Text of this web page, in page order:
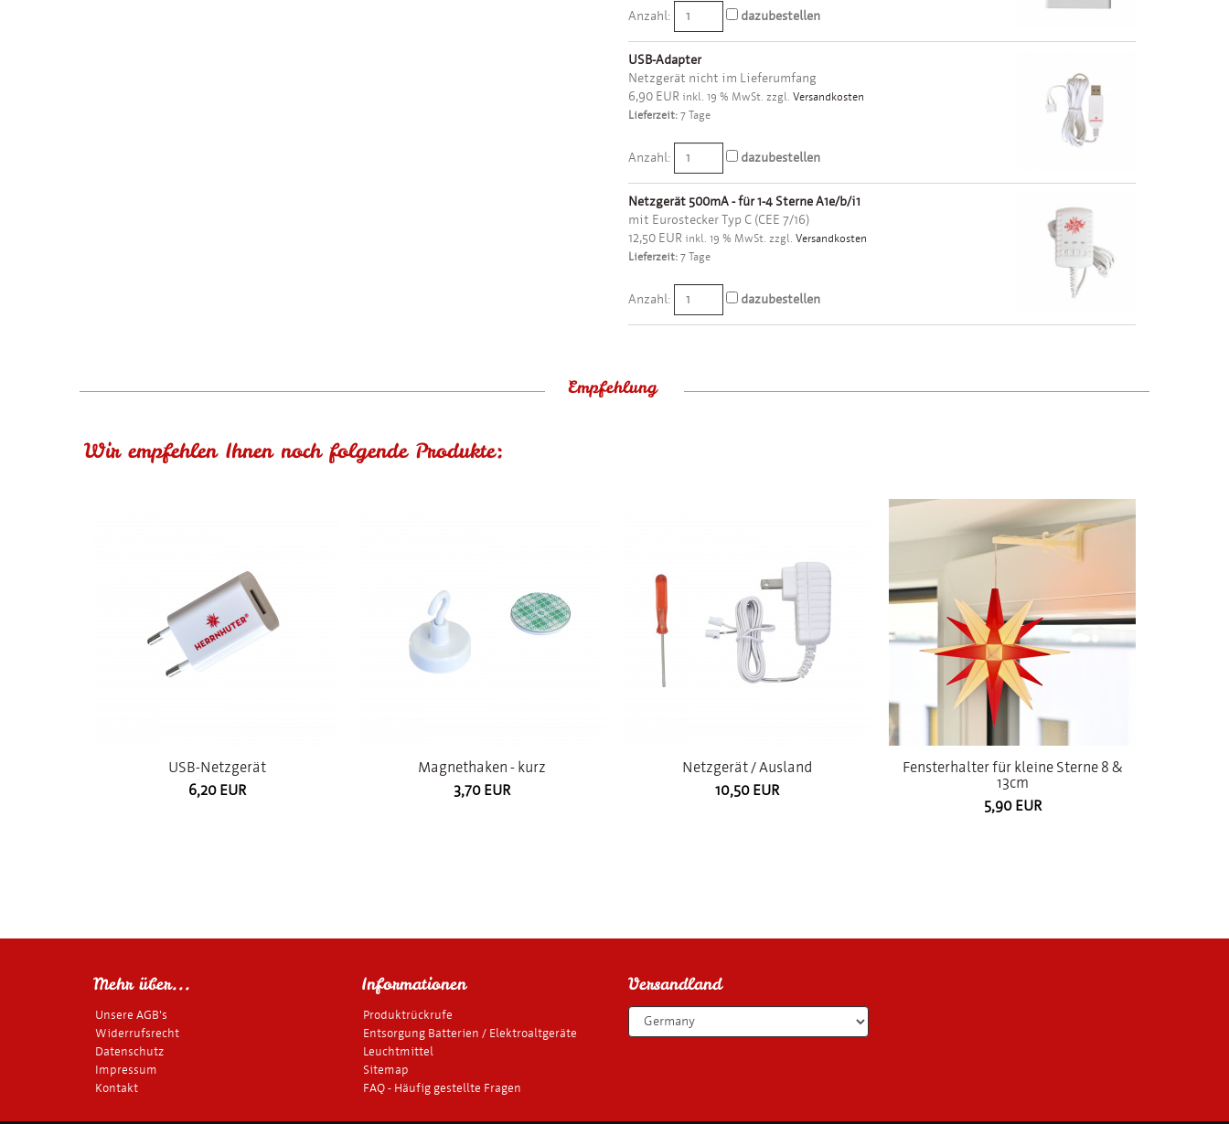
Anzahl: dazubestellen
USB-Adapter
Netzgerät nicht im Lieferumfang
6,90 EUR inkl. 19 % MwSt. zzgl. Versandkosten
Lieferzeit: 7 Tage
Anzahl: dazubestellen
Netzgerät 500mA - für 1-4 Sterne A1e/b/i1
mit Eurostecker Typ C (CEE 7/16)
12,50 EUR inkl. 19 % MwSt. zzgl. Versandkosten
Lieferzeit: 7 Tage
Anzahl: dazubestellen
Empfehlung
Wir empfehlen Ihnen noch folgende Produkte:
USB-Netzgerät
6,20 EUR
Magnethaken - kurz
3,70 EUR
Netzgerät / Ausland
10,50 EUR
Fensterhalter für kleine Sterne 8 &
13cm
5,90 EUR
Mehr über...
Unsere AGB's
Widerrufsrecht
Datenschutz
Impressum
Kontakt
Informationen
Produktrückrufe
Entsorgung Batterien / Elektroaltgeräte
Leuchtmittel
Sitemap
FAQ - Häufig gestellte Fragen
Versandland